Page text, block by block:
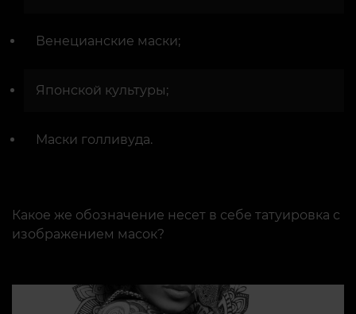
Венецианские маски;
Японской культуры;
Маски голливуда.
Какое же обозначение несет в себе татуировка с
изображением масок?